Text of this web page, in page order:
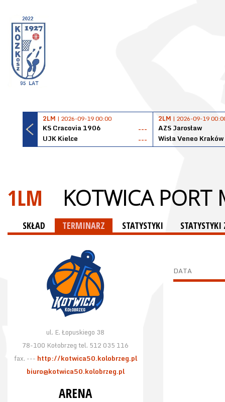
2LM | 2026-09-19 00:00
KS Cracovia 1906
---
UJK Kielce
---
2LM | 2026-09-19
AZS Jarosław
Wisła Veneo Kraków
1LM KOTWICA PORT
SKŁAD TERMINARZ STATYSTYKI
ul. E. Łopuskiego 38
78-100 Kołobrzeg tel. 512 035 116
fax. --- http://kotwica50.kolobrzeg.pl
biuro@kotwica50.kolobrzeg.pl
ARENA
DATA